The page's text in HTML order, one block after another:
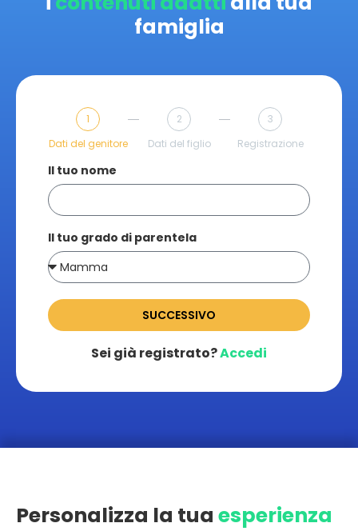
famiglia
1
Dati del genitore
2
Dati del figlio
3
Registrazione
Il tuo nome
Il tuo grado di parentela
SUCCESSIVO
Sei già registrato?Accedi
Personalizza la tua esperienza